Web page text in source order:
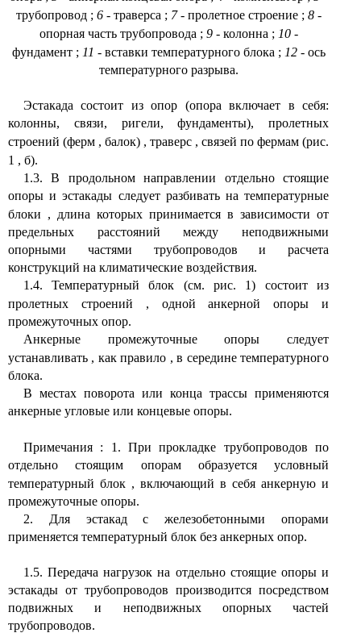
трубопровод ; 6- траверса ; 7- пролетное строение ; 8-
опорная часть трубопровода ; 9- колонна ; 10-
фундамент ; 11 - вставки температурного блока ; 12- ось
температурного разрыва.
Эстакада состоит из опор (опора включает в себя:
колонны, связи, ригели, фундаменты), пролетных
строений (ферм , балок) , траверс , связей по фермам (рис.
1 , б).
1.3. В продольном направлении отдельно стоящие
опоры и эстакады следует разбивать на температурные
блоки , длина которых принимается в зависимости от
предельных расстояний между неподвижными
опорными частями трубопроводов и расчета
конструкций на климатические воздействия.
1.4. Температурный блок (см. рис. 1) состоит из
пролетных строений
,
одной анкерной опоры и
промежуточных опор.
Анкерные промежуточные опоры следует
устанавливать , как правило , в середине температурного
блока.
В местах поворота или конца трассы применяются
анкерные угловые или концевые опоры.
Примечания :
1. При прокладке трубопроводов по
отдельно стоящим опорам образуется условный
температурный блок , включающий в себя анкерную и
промежуточные опоры.
2. Для эстакад с железобетонными опорами
применяется температурный блок без анкерных опор.
1.5. Передача нагрузок на отдельно стоящие опоры и
эстакады от трубопроводов производится посредством
подвижных и неподвижных опорных частей
трубопроводов.